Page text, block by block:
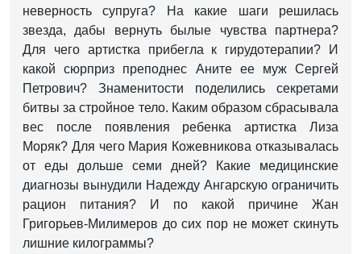
неверность супруга? На какие шаги решилась
звезда, дабы вернуть былые чувства партнера?
Для чего артистка прибегла к гирудотерапии? И
какой сюрприз преподнес Аните ее муж Сергей
Петрович? Знаменитости поделились секретами
битвы за стройное тело. Каким образом сбрасывала
вес после появления ребенка артистка Лиза
Моряк? Для чего Мария Кожевникова отказывалась
от еды дольше семи дней? Какие медицинские
диагнозы вынудили Надежду Ангарскую ограничить
рацион питания? И по какой причине Жан
Григорьев-Милимеров до сих пор не может скинуть
лишние килограммы?